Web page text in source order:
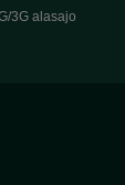
3G alasajo